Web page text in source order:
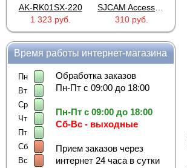
AK-RK01SX-220
1 323 руб.
310 руб.
Время работы интернет-магазина
Пн
Вт
Ср
Чт
Пт
Сб
Вс
Обработка заказов
Пн-Пт с 09:00 до 18:00
Пн-Пт с 09:00 до 18:00
Сб-Вс - выходные
Прием заказов через
интернет 24 часа в сутки